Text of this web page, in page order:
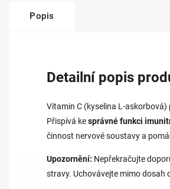
Popis
Detailní popis
Vitamin C (kyselina L-askorbová)
Přispívá kesprávné funkci
činnost nervové soustavy a
Upozornění: Nepřekračujte
stravy. Uchovávejte mimo dosah